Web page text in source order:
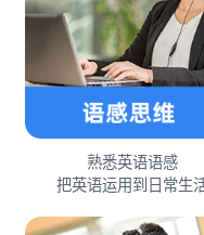
熟悉英语语感
把英语运用到日常生